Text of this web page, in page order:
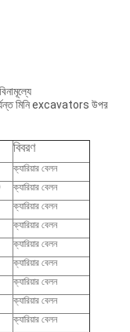
মিনি excavators উপর
বিবরণ
ক্যারিয়ার বেলন
ক্যারিয়ার বেলন
ক্যারিয়ার বেলন
ক্যারিয়ার বেলন
ক্যারিয়ার বেলন
ক্যারিয়ার বেলন
ক্যারিয়ার বেলন
ক্যারিয়ার বেলন
ক্যারিয়ার বেলন